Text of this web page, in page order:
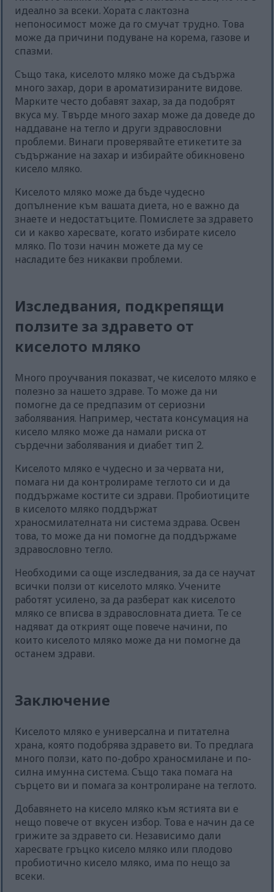
идеално за всеки. Хората с лактозна
непоносимост може да го смучат трудно. Това
може да причини подуване на корема, газове и
спазми.
Също така, киселото мляко може да съдържа
много захар, дори в ароматизираните видове.
Марките често добавят захар, за да подобрят
вкуса му. Твърде много захар може да доведе до
наддаване на тегло и други здравословни
проблеми. Винаги проверявайте етикетите за
съдържание на захар и избирайте обикновено
кисело мляко.
Киселото мляко може да бъде чудесно
допълнение към вашата диета, но е важно да
знаете и недостатъците. Помислете за здравето
си и какво харесвате, когато избирате кисело
мляко. По този начин можете да му се
насладите без никакви проблеми.
Изследвания, подкрепящи
ползите за здравето от
киселото мляко
Много проучвания показват, че киселото мляко е
полезно за нашето здраве. То може да ни
помогне да се предпазим от сериозни
заболявания. Например, честата консумация на
кисело мляко може да намали риска от
сърдечни заболявания и диабет тип 2.
Киселото мляко е чудесно и за червата ни,
помага ни да контролираме теглото си и да
поддържаме костите си здрави. Пробиотиците
в киселото мляко поддържат
храносмилателната ни система здрава. Освен
това, то може да ни помогне да поддържаме
здравословно тегло.
Необходими са още изследвания, за да се научат
всички ползи от киселото мляко. Учените
работят усилено, за да разберат как киселото
мляко се вписва в здравословната диета. Те се
надяват да открият още повече начини, по
които киселото мляко може да ни помогне да
останем здрави.
Заключение
Киселото мляко е универсална и питателна
храна, която подобрява здравето ви. То предлага
много ползи, като по-добро храносмилане и по-
силна имунна система. Също така помага на
сърцето ви и помага за контролиране на теглото.
Добавянето на кисело мляко към ястията ви е
нещо повече от вкусен избор. Това е начин да се
грижите за здравето си. Независимо дали
харесвате гръцко кисело мляко или плодово
пробиотично кисело мляко, има по нещо за
всеки.